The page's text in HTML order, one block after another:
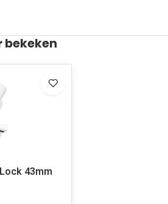
bekeken
43mm